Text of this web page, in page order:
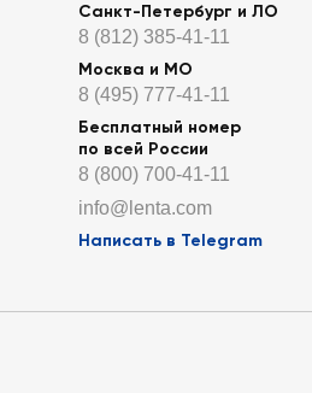
Санкт-Петербург и ЛО
8 (812) 385-41-11
Москва и МО
8 (495) 777-41-11
Бесплатный номер
по всей России
8 (800) 700-41-11
info@lenta.com
Написать в Telegram